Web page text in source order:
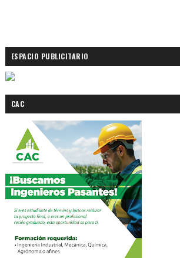
ESPACIO PUBLICITARIO
CAC